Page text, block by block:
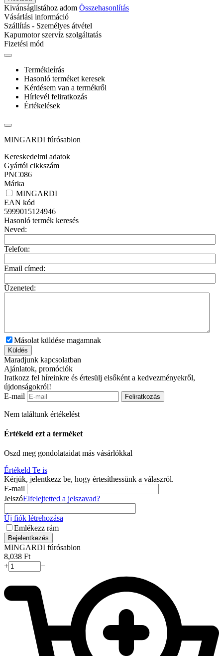
Kivánságlistához adom Összehasonlítás
Vásárlási információ
Szállítás - Személyes átvétel
Kapumotor szervíz szolgáltatás
Fizetési mód
Termékleírás
Hasonló terméket keresek
Kérdésem van a termékről
Hírlevél feliratkozás
Értékelések
MINGARDI fúrósablon
Kereskedelmi adatok
Gyártói cikkszám
PNC086
Márka
MINGARDI
EAN kód
5999015124946
Hasonló termék keresés
Neved:
Telefon:
Email címed:
Üzeneted:
Másolat küldése magamnak
Küldés
Maradjunk kapcsolatban
Ajánlatok, promóciók
Iratkozz fel híreinkre és értesülj elsőként a kedvezményekről,
újdonságokról!
E-mail
Feliratkozás
Nem találtunk értékelést
Értékeld ezt a terméket
Oszd meg gondolataidat más vásárlókkal
Értékeld Te is
Kérjük, jelentkezz be, hogy értesíthessünk a válaszról.
E-mail
JelszóElfelejtetted a jelszavad?
Új fiók létrehozása
Emlékezz rám
Bejelentkezés
MINGARDI fúrósablon
8,038 Ft
+
−